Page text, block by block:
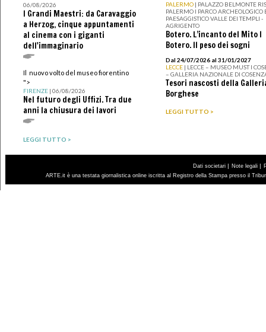
06/08/2026
I Grandi Maestri: da Caravaggio
a Herzog, cinque appuntamenti
al cinema con i giganti
dell'immaginario
Il nuovo volto del museo fiorentino
">
FIRENZE| 06/08/2026
Nel futuro degli Uffizi. Tra due
anni la chiusura dei lavori
LEGGI TUTTO >
PALERMO | PALAZZO BELMONTE
PALERMO I PARCO ARCHEOLOGICO
PAESAGGISTICO VALLE DEI TEMPLI -
AGRIGENTO
Botero. L’incanto del Mito I
Botero. Il peso dei sogni
Dal 24/07/2026 al 31/01/2027
LECCE | LECCE – MUSEO MUST I
– GALLERIA NAZIONALE DI
Tesori nascosti della
Borghese
LEGGI TUTTO >
Dati societari | Note legali |
ARTE.it è una testata giornalistica online iscritta al Registro della Stampa presso il